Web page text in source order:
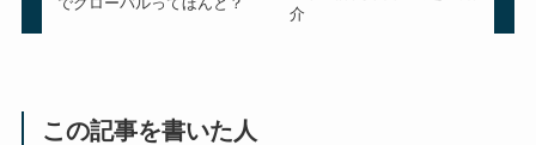
介
この記事を書いた人